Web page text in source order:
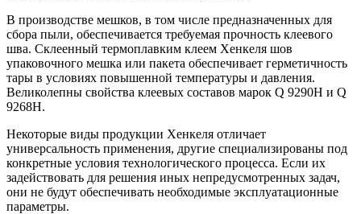
В производстве мешков, в том числе предназначенных для
сбора пыли, обеспечивается требуемая прочность клеевого
шва. Склеенный термоплавким клеем Хенкеля шов
упаковочного мешка или пакета обеспечивает герметичность
тары в условиях повышенной температуры и давления.
Великолепны свойства клеевых составов марок Q 9290Н и Q
9268Н.
Некоторые виды продукции Хенкеля отличает
универсальность применения, другие специализированы под
конкретные условия технологического процесса. Если их
задействовать для решения иных непредусмотренных задач,
они не будут обеспечивать необходимые эксплуатационные
параметры.